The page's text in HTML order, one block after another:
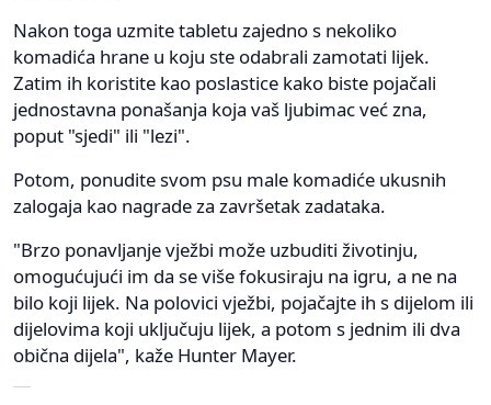
Nakon toga uzmite tabletu zajedno s nekoliko
komadića hrane u koju ste odabrali zamotati lijek.
Zatim ih koristite kao poslastice kako biste pojačali
jednostavna ponašanja koja vaš ljubimac već zna,
poput "sjedi" ili "lezi".
Potom, ponudite svom psu male komadiće ukusnih
zalogaja kao nagrade za završetak zadataka.
"Brzo ponavljanje vježbi može uzbuditi životinju,
omogućujući im da se više fokusiraju na igru, a ne na
bilo koji lijek. Na polovici vježbi, pojačajte ih s dijelom ili
dijelovima koji uključuju lijek, a potom s jednim ili dva
obična dijela", kaže Hunter Mayer.